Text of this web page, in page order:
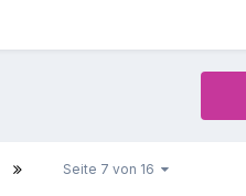
Seite 7 von 16